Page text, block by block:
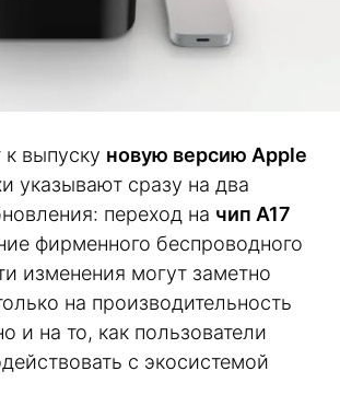
к выпуску новую версию Apple
указывают сразу на два
переход на чип A17
фирменного беспроводного
изменения могут заметно
на производительность
и на то, как пользователи
с экосистемой